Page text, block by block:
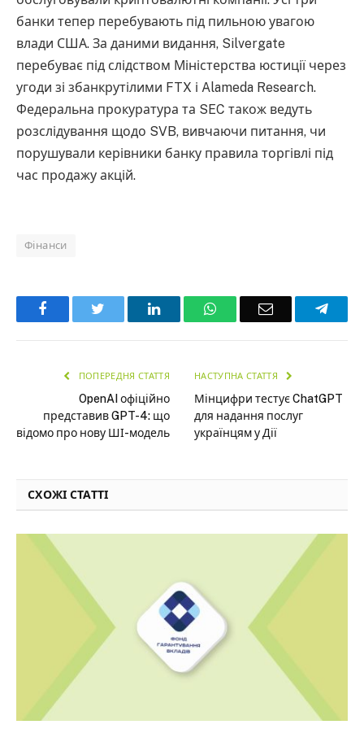
банки тепер перебувають під пильною увагою
влади США. За даними видання, Silvergate
перебуває під слідством Міністерства юстиції через
угоди зі збанкрутілими FTX і Alameda Research.
Федеральна прокуратура та SEC також ведуть
розслідування щодо SVB, вивчаючи питання, чи
порушували керівники банку правила торгівлі під
час продажу акцій.
Фінанси
Facebook LinkedInWhatsAppEmail
ПОПЕРЕДНЯ СТАТТЯ
OpenAI офіційно
представив GPT-4: що
відомо про нову ШІ-модель
НАСТУПНА СТАТТЯ
Мінцифри тестує ChatGPT
для надання послуг
українцям у Дії
СХОЖІ СТАТТІ